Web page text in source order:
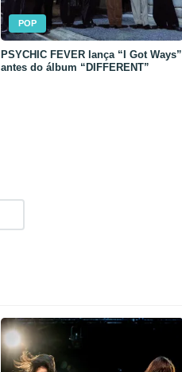
POP
PSYCHIC FEVER lança “I Got Ways”
antes do álbum “DIFFERENT”